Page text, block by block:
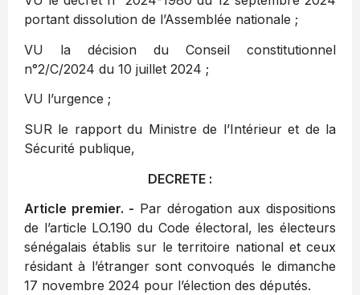
portant dissolution de l’Assemblée nationale ;
VU la décision du Conseil constitutionnel
n°2/C/2024 du 10 juillet 2024 ;
VU l’urgence ;
SUR le rapport du Ministre de l’Intérieur et de la
Sécurité publique,
DECRETE :
Article premier. - Par dérogation aux dispositions
de l’article LO.190 du Code électoral, les électeurs
sénégalais établis sur le territoire national et ceux
résidant à l’étranger sont convoqués le dimanche
17 novembre 2024 pour l’élection des députés.